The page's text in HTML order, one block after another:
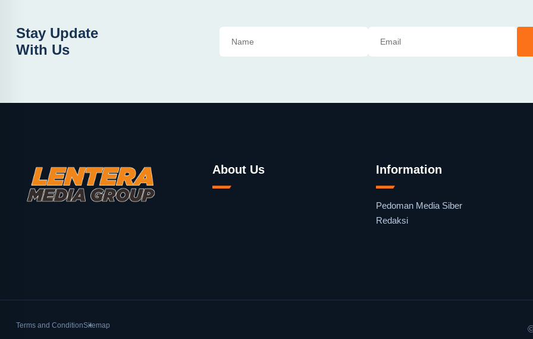
Stay Update
With Us
About Us Information
Pedoman Media Siber
Redaksi
Terms and ConditionSitemap